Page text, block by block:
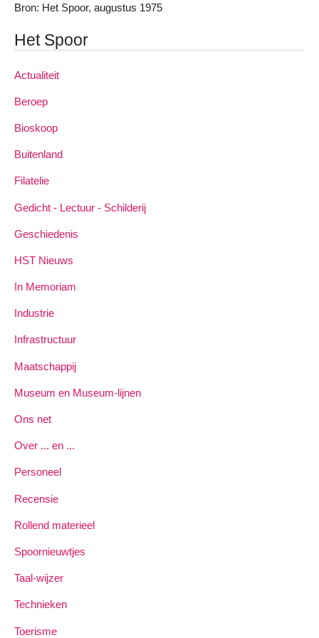
Bron: Het Spoor, augustus 1975
Het Spoor
Actualiteit
Beroep
Bioskoop
Buitenland
Filatelie
Gedicht - Lectuur - Schilderij
Geschiedenis
HST Nieuws
In Memoriam
Industrie
Infrastructuur
Maatschappij
Museum en Museum-lijnen
Ons net
Over ... en ...
Personeel
Recensie
Rollend materieel
Spoornieuwtjes
Taal-wijzer
Technieken
Toerisme